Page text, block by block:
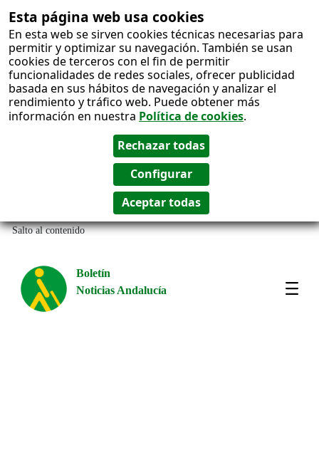
Esta página web usa cookies
En esta web se sirven cookies técnicas necesarias para
permitir y optimizar su navegación. También se usan
cookies de terceros con el fin de permitir
funcionalidades de redes sociales, ofrecer publicidad
basada en sus hábitos de navegación y analizar el
rendimiento y tráfico web. Puede obtener más
información en nuestra Política de cookies.
Salto al contenido
Boletín
Noticias Andalucía